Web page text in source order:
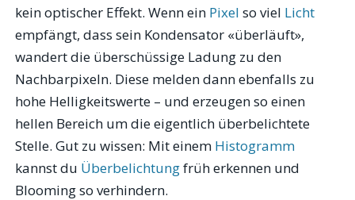
kein optischer Effekt. Wenn ein Pixel so viel Licht
empfängt, dass sein Kondensator «überläuft»,
wandert die überschüssige Ladung zu den
Nachbarpixeln. Diese melden dann ebenfalls zu
hohe Helligkeitswerte – und erzeugen so einen
hellen Bereich um die eigentlich überbelichtete
Stelle. Gut zu wissen: Mit einem Histogramm
kannst du Überbelichtungfrüh erkennen und
Blooming so verhindern.